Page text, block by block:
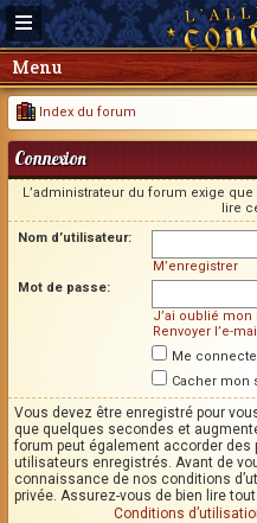
Menu
Index du forum
Connexion
L’administrateur du forum exige
lire
Nom d’utilisateur:
M’enregistrer
Mot de passe:
J’ai oublié mon
Renvoyer l’e-
Me
Cacher mon
Vous devez être enregistré pour
que quelques secondes et
forum peut également accorder
utilisateurs enregistrés. Avant de
connaissance de nos conditions
privée. Assurez-vous de bien lire
Conditions